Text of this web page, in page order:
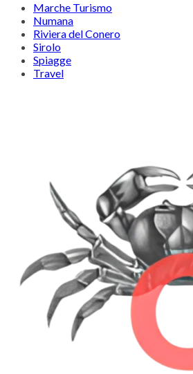
Marche Turismo
Numana
Riviera del Conero
Sirolo
Spiagge
Travel